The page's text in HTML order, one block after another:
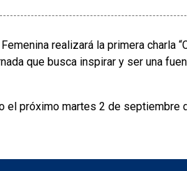
realizará la primera charla
que busca inspirar y ser una
el próximo martes 2 de septiembre